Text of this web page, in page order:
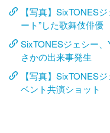
【写真】SixTONES
ート”した歌舞伎俳優
SixTONESジェシー
さかの出来事発生
【写真】SixTONES
ベント共演ショット